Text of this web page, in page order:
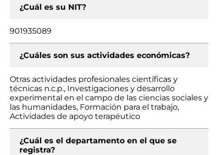
¿Cuál es su NIT?
901935089
¿Cuáles son sus actividades económicas?
Otras actividades profesionales científicas y
técnicas n.c.p., Investigaciones y desarrollo
experimental en el campo de las ciencias sociales y
las humanidades, Formación para el trabajo,
Actividades de apoyo terapéutico
¿Cuál es el departamento en el que se
registra?